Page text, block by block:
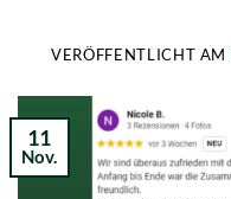
VERÖFFENTLICHT AM
11
Nov.